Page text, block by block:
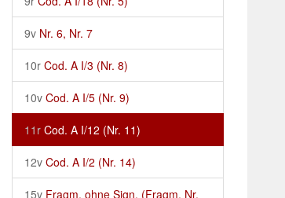
9v Nr. 6, Nr. 7
10r Cod. A I/3 (Nr. 8)
10v Cod. A I/5 (Nr. 9)
11r Cod. A I/12 (Nr. 11)
12v Cod. A I/2 (Nr. 14)
15v Fragm. ohne Sign. (Fragm. Nr.